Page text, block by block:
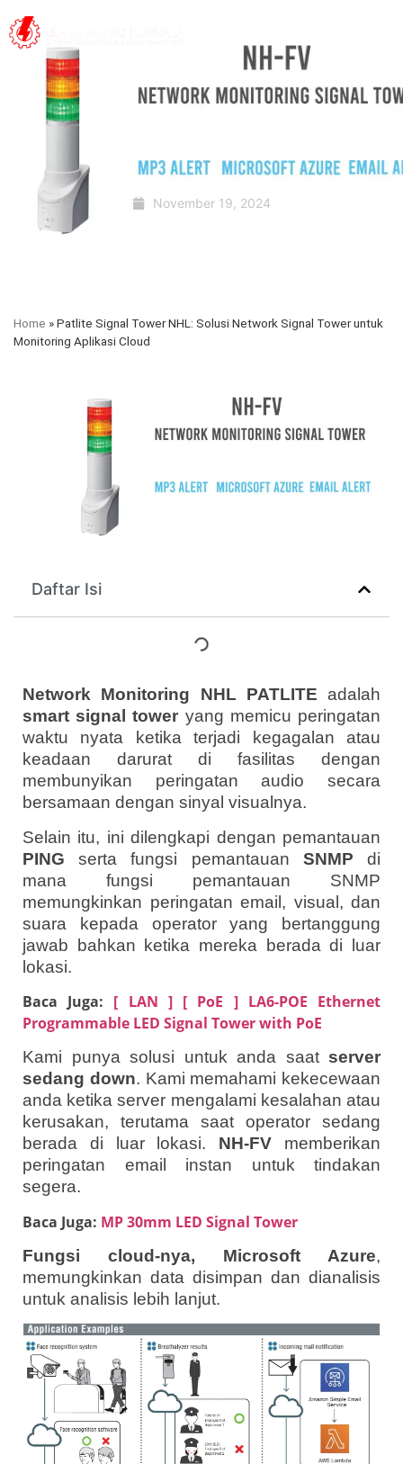
November 19, 2024
Home »Patlite Signal Tower NHL: Solusi Network Signal Tower untuk
Monitoring Aplikasi Cloud
Daftar Isi
Network Monitoring NHL PATLITE adalah
smart signal tower yang memicu peringatan
waktu nyata ketika terjadi kegagalan atau
keadaan darurat di fasilitas dengan
membunyikan peringatan audio secara
bersamaan dengan sinyal visualnya.
Selain itu, ini dilengkapi dengan pemantauan
PING serta fungsi pemantauan SNMP di
mana fungsi pemantauan SNMP
memungkinkan peringatan email, visual, dan
suara kepada operator yang bertanggung
jawab bahkan ketika mereka berada di luar
lokasi.
Baca Juga: [ LAN ] [ PoE ] LA6-POE Ethernet
Programmable LED Signal Tower with PoE
Kami punya solusi untuk anda saat server
sedang down. Kami memahami kekecewaan
anda ketika server mengalami kesalahan atau
kerusakan, terutama saat operator sedang
berada di luar lokasi. NH-FV memberikan
peringatan email instan untuk tindakan
segera.
Baca Juga: MP 30mm LED Signal Tower
Fungsi cloud-nya, Microsoft Azure,
memungkinkan data disimpan dan dianalisis
untuk analisis lebih lanjut.